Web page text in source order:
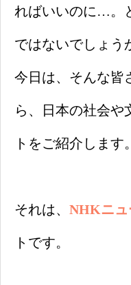
ればいいのに…。
ではないでしょう
今日は、そんな皆
ら、日本の社会や
トをご紹介します。
それは、 NHKニュ
トです。